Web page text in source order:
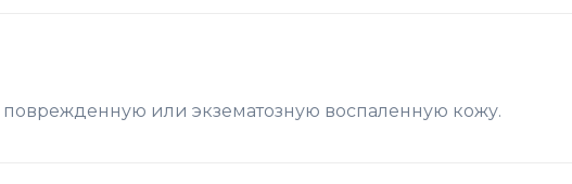
поврежденную или экзематозную воспаленную кожу.